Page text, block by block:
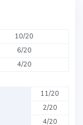
10/20
6/20
4/20
11/20
2/20
4/20